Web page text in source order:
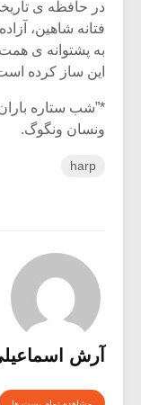
در حافظه ی
فتانه شاهین،
به پشتوانه ی
این ساز کرده
*”شب ستاره
ونسان ونگوگ.
harp
آرش